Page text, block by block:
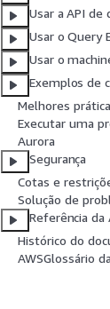
Usar a API de
Usar o Query
Usar o
Exemplos de
Melhores
Executar uma
Aurora
Segurança
Cotas e
Solução de
Referência da
Histórico do
AWSGlossário da